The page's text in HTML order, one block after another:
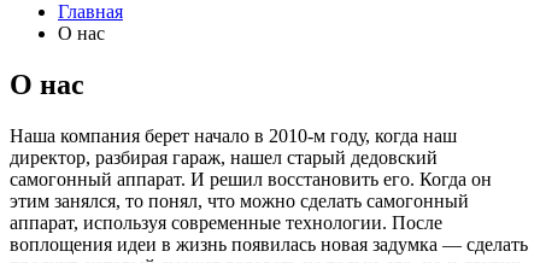
Главная
О нас
О нас
Наша компания берет начало в 2010-м году, когда наш
директор, разбирая гараж, нашел старый дедовский
самогонный аппарат. И решил восстановить его. Когда он
этим занялся, то понял, что можно сделать самогонный
аппарат, используя современные технологии. После
воплощения идеи в жизнь появилась новая задумка — сделать